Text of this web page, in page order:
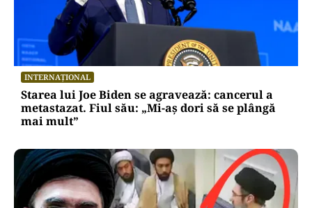
INTERNAȚIONAL
Starea lui Joe Biden se agravează: cancerul a
metastazat. Fiul său: „Mi-aș dori să se plângă
mai mult”